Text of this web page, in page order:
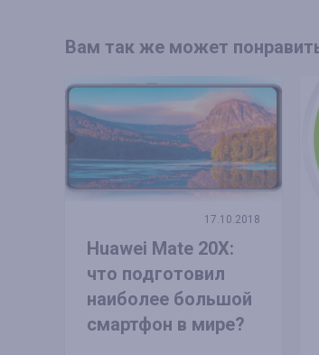
Вам так же может
17.10.2018
Huawei Mate 20X:
что подготовил
наиболее большой
смартфон в мире?